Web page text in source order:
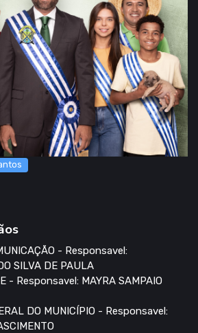
- Responsavel:
SILVA DE PAULA
- Responsavel: MAYRA SAMPAIO
DO MUNICÍPIO - Responsavel: